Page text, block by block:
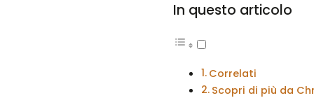
In questo articolo
Correlati
Scopri di più da